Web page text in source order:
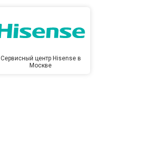
Сервисный центр Hisense в
Москве